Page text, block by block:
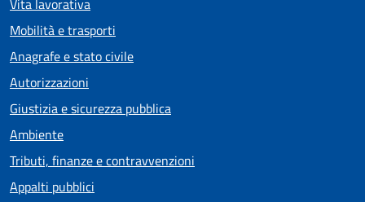
Vita lavorativa
Mobilità e trasporti
Anagrafe e stato civile
Autorizzazioni
Giustizia e sicurezza pubblica
Ambiente
Tributi, finanze e contravvenzioni
Appalti pubblici